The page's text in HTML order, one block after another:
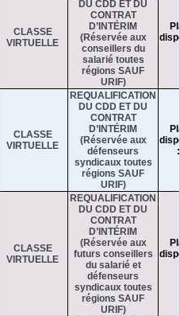
CLASSE
VIRTUELLE
DU CDD ET DU
CONTRAT
D’INTÉRIM
(Réservée aux
conseillers du
salarié toutes
régions SAUF
URIF)
CLASSE
VIRTUELLE
REQUALIFICATION
DU CDD ET DU
CONTRAT
D’INTÉRIM
(Réservée aux
défenseurs
syndicaux toutes
régions SAUF
URIF)
CLASSE
VIRTUELLE
REQUALIFICATION
DU CDD ET DU
CONTRAT
D’INTÉRIM
(Réservée aux
futurs conseillers
du salarié et
défenseurs
syndicaux toutes
régions SAUF
URIF)